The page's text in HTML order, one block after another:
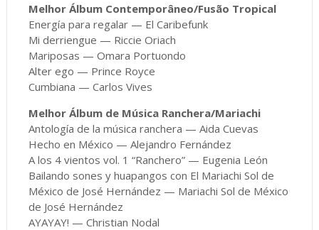
Melhor Álbum Contemporâneo/Fusão Tropical
Energía para regalar — El Caribefunk
Mi derriengue — Riccie Oriach
Mariposas — Omara Portuondo
Alter ego — Prince Royce
Cumbiana — Carlos Vives
Melhor Álbum de Música Ranchera/Mariachi
Antología de la música ranchera — Aida Cuevas
Hecho en México — Alejandro Fernández
A los 4 vientos vol. 1 “Ranchero” — Eugenia León
Bailando sones y huapangos con El Mariachi Sol de
México de José Hernández — Mariachi Sol de México
de José Hernández
AYAYAY! — Christian Nodal